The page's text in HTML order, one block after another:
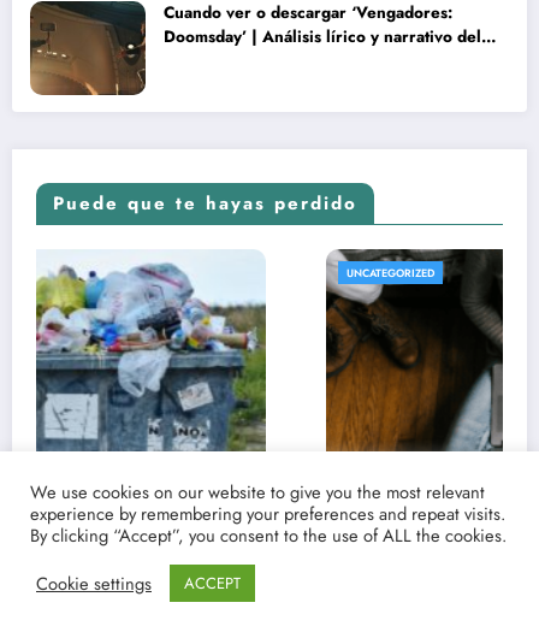
Cuando ver o descargar ‘Vengadores:
Doomsday’ | Análisis lírico y narrativo del
Puede que te hayas perdido
REVISTA DE CINE | NOTICIAS, IMÁGENES, TRÁILERS, ARTÍCULOS Y CRÍTICAS
UNCATEGORIZED
We use cookies on our website to give you the most relevant
experience by remembering your preferences and repeat visits.
By clicking “Accept”, you consent to the use of ALL the cookies.
Cookie settings
ACCEPT